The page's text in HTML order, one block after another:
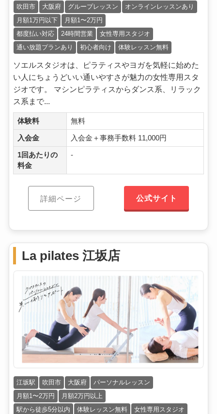
吹田市 大阪府 グループレッスン
オンラインレッスンあり
月額1万円以下
月額1〜2万円
都度払い対応
24時間営業
女性専用スタジオ
通い放題プランあり
初心者向け 体験レッスン無料
ソエルスタジオは、ピラティスやヨガを気軽に始めた
い人にちょうどいい通いやすさが魅力の女性専用スタ
ジオです。 マシンピラティスからダンス系、リラック
ス系まで...
体験料 無料
入会金 入会金＋事務手数料 11,000円
1回あたりの
料金
-
詳細ページ 公式サイト
La pilates 江坂店
江坂駅 吹田市 大阪府
パーソナルレッスン
月額1〜2万円
月額2万円以上
駅から徒歩5分以内
体験レッスン無料
女性専用スタジオ